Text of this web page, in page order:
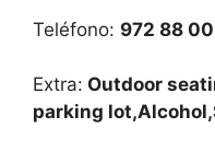
Teléfono: 972 88
Extra: Outdoor
parking